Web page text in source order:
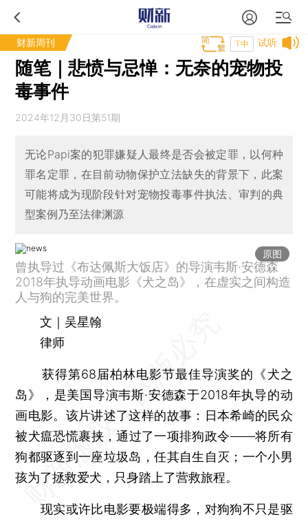
财新周刊 试听
T中
随笔｜悲愤与忌惮：无奈的宠物投
毒事件
2024年12月30日第51期
无论Papi案的犯罪嫌疑人最终是否会被定罪，以何种
罪名定罪，在目前动物保护立法缺失的背景下，此案
可能将成为现阶段针对宠物投毒事件执法、审判的典
型案例乃至法律渊源
原图
曾执导过《布达佩斯大饭店》的导演韦斯·安德森
2018年执导动画电影《犬之岛》，在虚实之间构造
人与狗的完美世界。
文｜吴星翰
律师
获得第68届柏林电影节最佳导演奖的《犬之
岛》，是美国导演韦斯·安德森于2018年执导的动
画电影。该片讲述了这样的故事：日本希崎的民众
被犬瘟恐慌裹挟，通过了一项排狗政令——将所有
狗都驱逐到一座垃圾岛，任其自生自灭；一个小男
孩为了拯救爱犬，只身踏上了营救旅程。
现实或许比电影要极端得多，对狗狗不只是驱